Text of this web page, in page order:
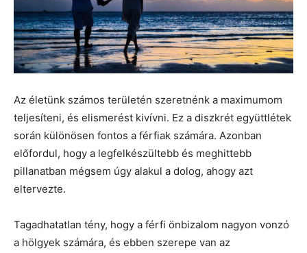
Az életünk számos területén szeretnénk a maximumom
teljesíteni, és elismerést kivívni. Ez a diszkrét együttlétek
során különösen fontos a férfiak számára. Azonban
előfordul, hogy a legfelkészültebb és meghittebb
pillanatban mégsem úgy alakul a dolog, ahogy azt
eltervezte.
Tagadhatatlan tény, hogy a férfi önbizalom nagyon vonzó
a hölgyek számára, és ebben szerepe van az